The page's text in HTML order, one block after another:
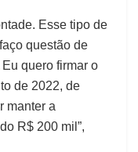
Esse tipo de
questão de
quero firmar o
de 2022, de
manter a
R$ 200 mil”,